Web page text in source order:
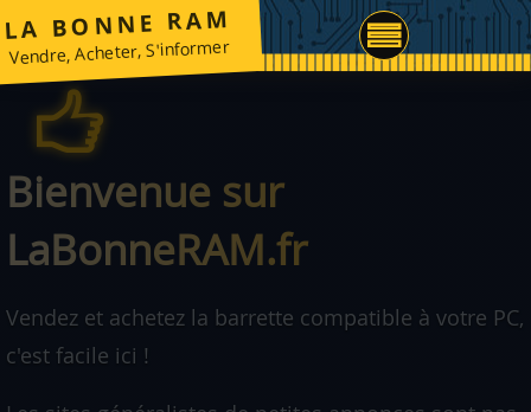
LA BONNE RAM
Vendre, Acheter, S'informer
Bienvenue sur
LaBonneRAM.fr
Vendez et achetez la barrette compatible à votre PC,
c'est facile ici !